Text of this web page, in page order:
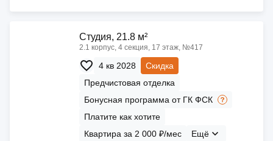
Cтудия, 21.8 м²
2.1 корпус, 4 секция, 17 этаж, №417
4 кв 2028
Скидка
Предчистовая отделка
Бонусная программа от ГК ФСК
Платите как хотите
Квартира за 2 000 ₽/мес
Ещё